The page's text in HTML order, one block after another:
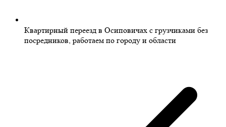
Квартирный переезд в Осиповичах с грузчиками без
посредников, работаем по городу и области